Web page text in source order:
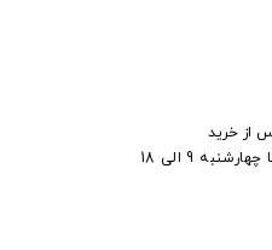
از خرید
9 الی 18